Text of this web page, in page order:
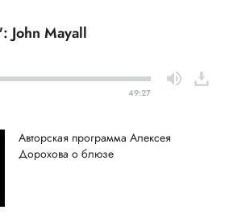
John Mayall
49:27
Авторская программа Алексея
Дорохова о блюзе